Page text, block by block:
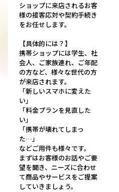
ショップに来店されるお客
様の接客応対や契約手続き
をお任せします。
【具体的には？】
携帯ショップには学生、社
会人、ご家族連れ、ご年配
の方など、様々な世代の方
が来店されます。
「新しいスマホに変えた
い」
「料金プランを見直した
い」
「携帯が壊れてしまっ
た…」
などご用件も様々です。
まずはお客様のお話やご要
望を聞き、ニーズに合わせ
て商品やサービスをご提案
していきましょう。